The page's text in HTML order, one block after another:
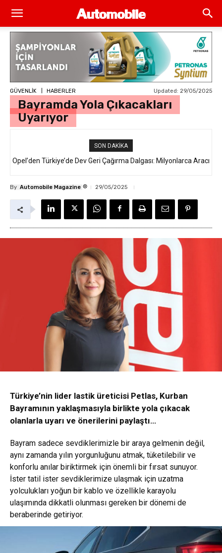
GÜVENLİK HABERLER Updated: 29/05/2025
Bayramda Yola Çıkacakları
Uyarıyor
SON DAKIKA
Opel’den Türkiye’de Dev Geri Çağırma Dalgası: Milyonlarca Aracı
By Automobile Magazine ® 29/05/2025
Türkiye’nin lider lastik üreticisi Petlas, Kurban
Bayramının yaklaşmasıyla birlikte yola çıkacak
olanlarla uyarı ve önerilerini paylaştı…
Bayram sadece sevdiklerimizle bir araya gelmenin değil,
aynı zamanda yılın yorgunluğunu atmak, tüketilebilir ve
konforlu anılar biriktirmek için önemli bir fırsat sunuyor.
İster tatil ister sevdiklerimize ulaşmak için uzatma
yolculukları yoğun bir kablo ve özellikle karayolu
ulaşımında dikkatli olunması gereken bir dönemi de
beraberinde getiriyor.